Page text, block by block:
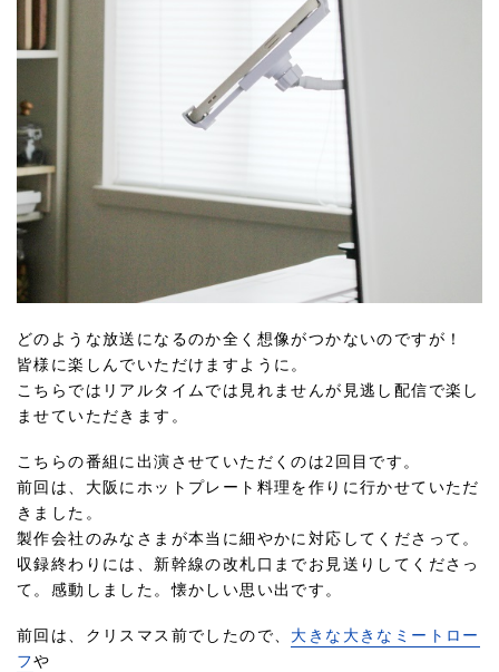
どのような放送になるのか全く想像がつかないのですが！
皆様に楽しんでいただけますように。
こちらではリアルタイムでは見れませんが見逃し配信で楽し
ませていただきます。
こちらの番組に出演させていただくのは2回目です。
前回は、大阪にホットプレート料理を作りに行かせていただ
きました。
製作会社のみなさまが本当に細やかに対応してくださって。
収録終わりには、新幹線の改札口までお見送りしてくださっ
て。感動しました。懐かしい思い出です。
前回は、クリスマス前でしたので、 大きな大きなミートロー
フや